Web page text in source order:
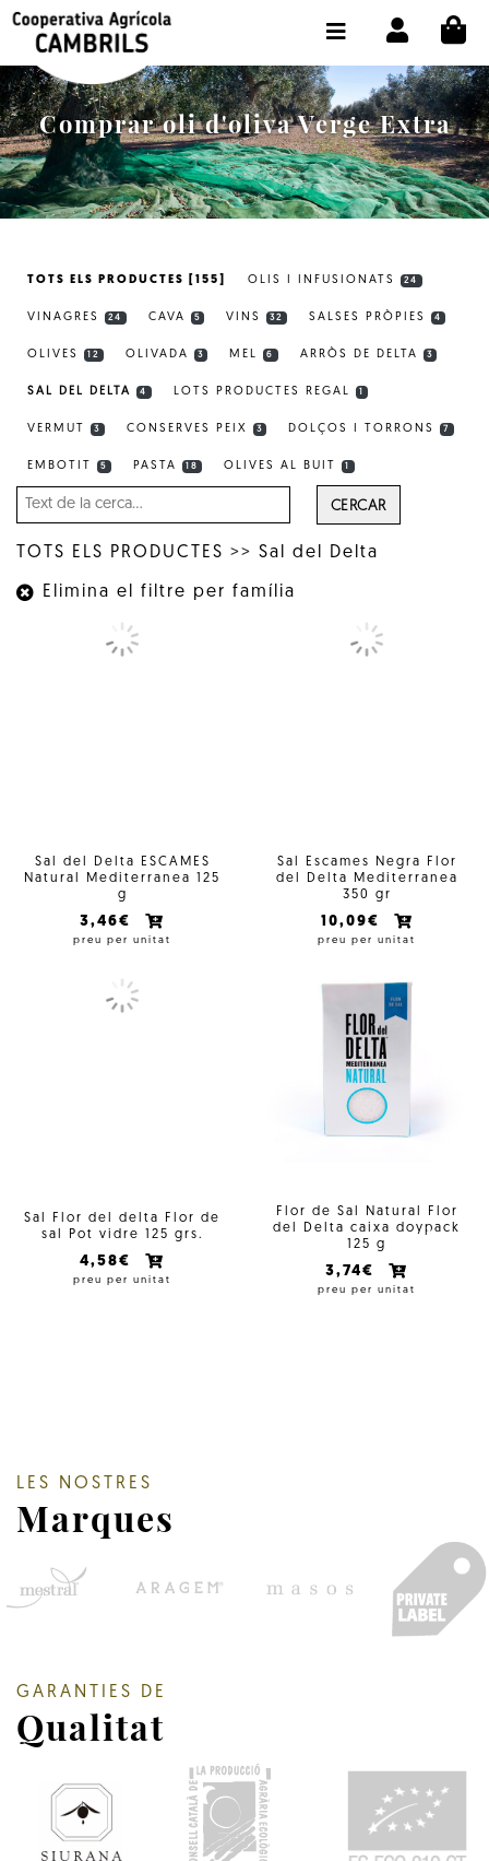
Comprar oli d'oliva Verge Extra
TOTS ELS PRODUCTES [155] OLIS I INFUSIONATS 24
VINAGRES 24 CAVA 5 VINS 32 SALSES PRÒPIES 4
OLIVES 12 OLIVADA 3 MEL 6 ARRÒS DE DELTA 3
SAL DEL DELTA 4 LOTS PRODUCTES REGAL
VERMUT 3 CONSERVES PEIX 3 DOLÇOS I TORRONS 7
EMBOTIT 5 PASTA 18 OLIVES AL BUIT
CERCAR
TOTS ELS PRODUCTES >> Sal del Delta
Elimina el filtre per família
Sal del Delta ESCAMES
Natural Mediterranea 125
g
3,46€
preu per unitat
Sal Escames Negra Flor
del Delta Mediterranea
350 gr
10,09€
preu per unitat
Sal Flor del delta Flor de
sal Pot vidre 125 grs.
4,58€
preu per unitat
Flor de Sal Natural Flor
del Delta caixa doypack
125 g
3,74€
preu per unitat
LES NOSTRES
Marques
GARANTIES DE
Qualitat
BOTIGA COMPRA ONLINE
LA COOPERATIVA
OLEOTOUR
PRODUCTES
EL NOSTRE OLI
SELECCIONAR IDIOMA: